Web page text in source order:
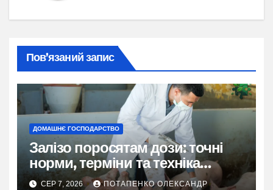
Пов’язаний запис
ДОМАШНЄ ГОСПОДАРСТВО
Залізо поросятам дози: точні
норми, терміни та техніка
введення
СЕР 7, 2026 ПОТАПЕНКО ОЛЕКСАНДР